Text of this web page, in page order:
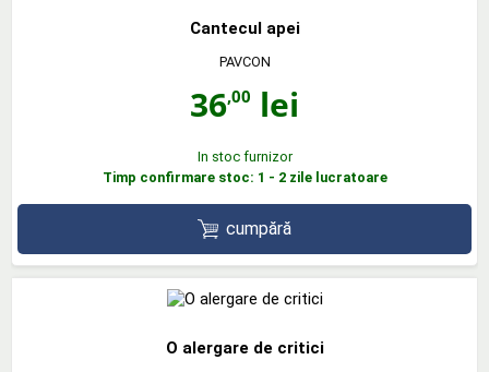
Cantecul apei
PAVCON
36,00 lei
In stoc furnizor
Timp confirmare stoc: 1 - 2 zile lucratoare
cumpără
O alergare de critici